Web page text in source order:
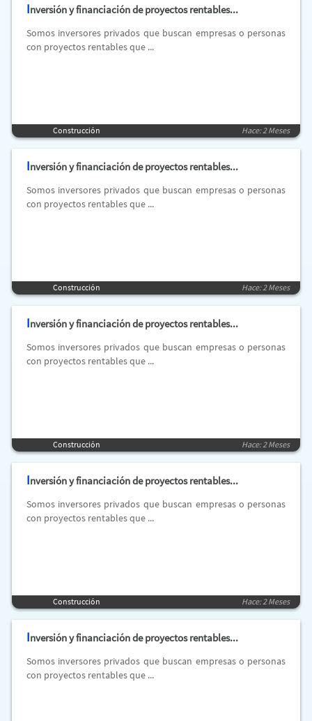
Inversión y financiación de proyectos rentables...
Somos inversores privados que buscan empresas o personas
con proyectos rentables que ...
Construcción Hace: 2 Meses
Inversión y financiación de proyectos rentables...
Somos inversores privados que buscan empresas o personas
con proyectos rentables que ...
Construcción Hace: 2 Meses
Inversión y financiación de proyectos rentables...
Somos inversores privados que buscan empresas o personas
con proyectos rentables que ...
Construcción Hace: 2 Meses
Inversión y financiación de proyectos rentables...
Somos inversores privados que buscan empresas o personas
con proyectos rentables que ...
Construcción Hace: 2 Meses
Inversión y financiación de proyectos rentables...
Somos inversores privados que buscan empresas o personas
con proyectos rentables que ...